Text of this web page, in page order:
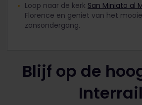
Loop naar de kerk San Miniato al
Florence en geniet van het
zonsondergang.
Blijf op de
Interrail